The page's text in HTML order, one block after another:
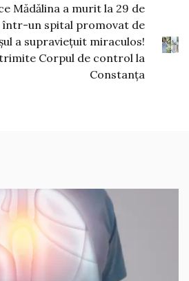
Mădălina a murit la 29 de
într-un spital promovat de
a supravieţuit miraculos!
Corpul de control la
Constanţa